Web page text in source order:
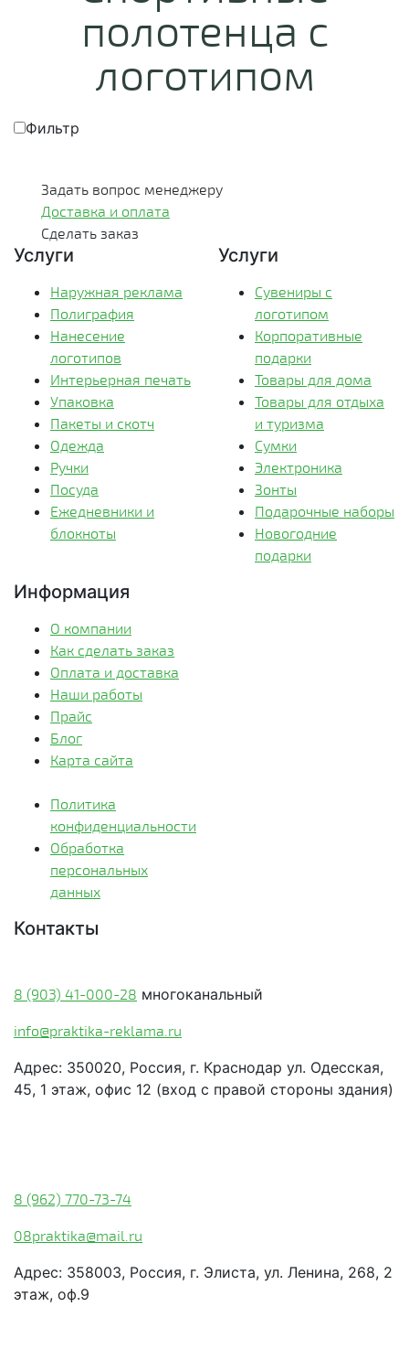
полотенца с
логотипом
Фильтр
Задать вопрос менеджеру
Доставка и оплата
Сделать заказ
Услуги
Наружная реклама
Полиграфия
Нанесение
логотипов
Интерьерная печать
Упаковка
Пакеты и скотч
Одежда
Ручки
Посуда
Ежедневники и
блокноты
Услуги
Сувениры с
логотипом
Корпоративные
подарки
Товары для дома
Товары для отдыха
и туризма
Сумки
Электроника
Зонты
Подарочные наборы
Новогодние
подарки
Информация
О компании
Как сделать заказ
Оплата и доставка
Наши работы
Прайс
Блог
Карта сайта
Политика
конфиденциальности
Обработка
персональных
данных
Контакты
8 (903) 41-000-28 многоканальный
info@praktika-reklama.ru
Адрес: 350020, Россия, г. Краснодар ул. Одесская,
45, 1 этаж, офис 12 (вход с правой стороны здания)
8 (962) 770-73-74
08praktika@mail.ru
Адрес:​ 358003, Россия, г. Элиста, ул. Ленина, 268, 2
этаж, оф.9